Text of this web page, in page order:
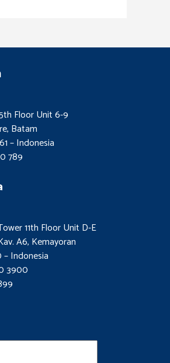
Floor Unit 6-9
Batam
– Indonesia
789
11th Floor Unit D-E
A6, Kemayoran
– Indonesia
3900